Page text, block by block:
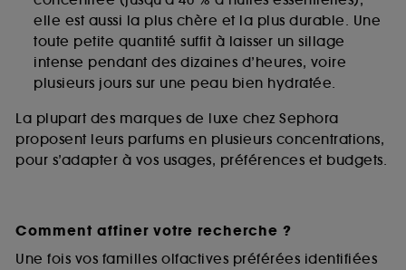
elle est aussi la plus chère et la plus durable. Une
toute petite quantité suffit à laisser un sillage
intense pendant des dizaines d’heures, voire
plusieurs jours sur une peau bien hydratée.
La plupart des marques de luxe chez Sephora
proposent leurs parfums en plusieurs concentrations,
pour s’adapter à vos usages, préférences et budgets.
Comment affiner votre recherche ?
Une fois vos familles olfactives préférées identifiées